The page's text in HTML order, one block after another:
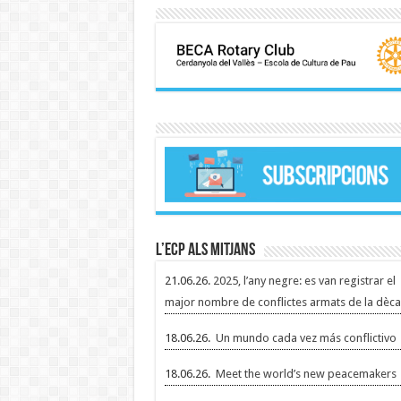
L’ECP als mitjans
21.06.26. 2025, l’any negre: es van registrar el
major nombre de conflictes armats de la
18.06.26. Un mundo cada vez más conflictivo
18.06.26. Meet the world’s new peacemakers